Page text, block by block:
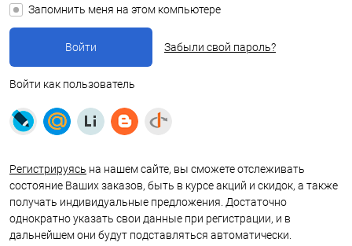
Запомнить меня на этом компьютере
Забыли свой пароль?
Войти как пользователь
Регистрируясь на нашем сайте, вы сможете отслеживать
состояние Ваших заказов, быть в курсе акций и скидок, а также
получать индивидуальные предложения. Достаточно
однократно указать свои данные при регистрации, и в
дальнейшем они будут подставляться автоматически.